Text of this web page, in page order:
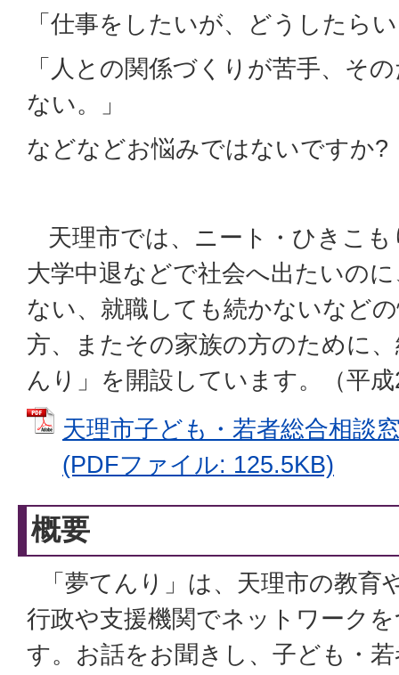
「仕事をしたいが、どうしたら
「人との関係づくりが苦手、そ
ない。」
などなどお悩みではないですか?
天理市では、ニート・ひきこも
大学中退などで社会へ出たいの
ない、就職しても続かないなど
方、またその家族の方のために
んり」を開設しています。（平
天理市子ども・若者総合相談
(PDFファイル: 125.5KB)
概要
「夢てんり」は、天理市の教育
行政や支援機関でネットワーク
す。お話をお聞きし、子ども・